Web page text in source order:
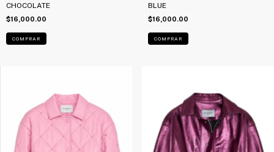
CHOCOLATE
$16,000.00
COMPRAR
BLUE
$16,000.00
COMPRAR